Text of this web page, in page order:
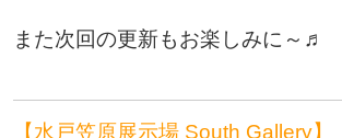
また次回の更新もお楽しみに～♬
【水戸笠原展示場 South Gallery】